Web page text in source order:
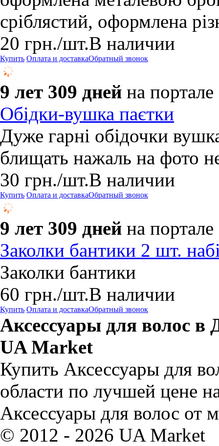
сріблястий, оформлена
20 грн./шт.В наличии
Купить Оплата и доставкаОбратный звонок
9 лет 309 дней на портале
Обідки-вушка паєтки
Дуже гарні обідочки
блищать нажаль на фото
30 грн./шт.В наличии
Купить Оплата и доставкаОбратный звонок
9 лет 309 дней на портале
Заколки бантики 2 шт.
Заколки бантики
60 грн./шт.В наличии
Купить Оплата и доставкаОбратный звонок
Аксессуары для волос в
UA Market
Купить Аксессуары для
области по лучшей цене
Аксессуары для волос от
© 2012 - 2026 UA Market